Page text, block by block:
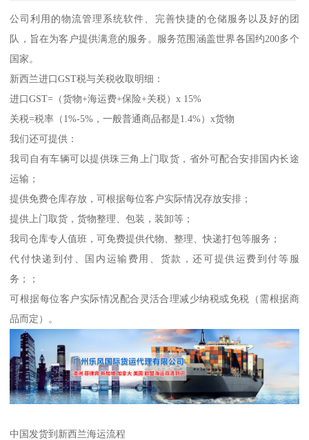
公司利用的物流管理系统软件、完善快捷的仓储服务以及好的团
队，旨在为客户提供满意的服务。服务范围涵盖世界各国约200多个
国家。
新西兰进口GST税与关税收取明细：
进口GST=（货物+海运费+保险+关税）x 15%
关税=税率（1%-5%，一般普通商品都是1.4%）x货物
我们还可提供：
我司自有车辆可以提供珠三角上门取货，省外可配合安排国内长途
运输；
提供免费仓库存放，可根据每位客户实际情况存放安排；
提供上门取货，货物整理、包装，装卸等；
我司仓库专人值班，可免费提供代物、整理、快递打包等服务；
代付快递到付、国内运输费用、货款，还可提供运费到付等服
务；；
可根据每位客户实际情况配合灵活合理减少纳税或免税（需根据商
品而定）。
中国发货到新西兰海运流程